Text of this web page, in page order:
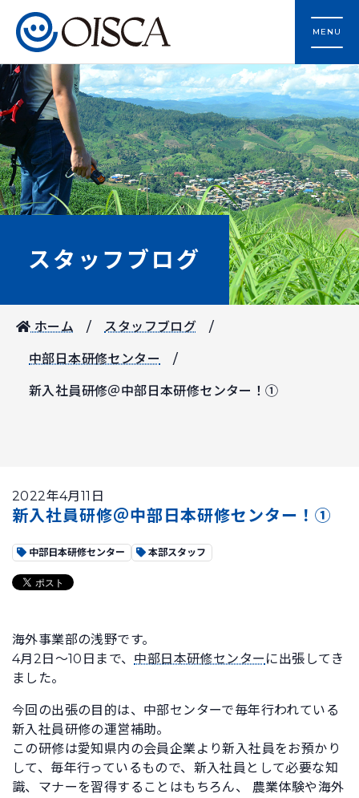
MENU
スタッフブログ
ホーム スタッフブログ
中部日本研修センター
新入社員研修＠中部日本研修センター！①
2022年4月11日
新入社員研修＠中部日本研修センター！①
中部日本研修センター 本部スタッフ
海外事業部の浅野です。
4月2日～10日まで、 中部日本研修センター に出張してき
ました。
今回の出張の目的は、中部センターで毎年行われている
新入社員研修の運営補助。
この研修は愛知県内の会員企業より新入社員をお預かり
して、毎年行っているもので、新入社員として必要な知
識、マナーを習得することはもちろん、 農業体験や海外